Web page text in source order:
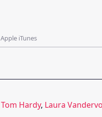
Apple iTunes
Tom Hardy, Laura